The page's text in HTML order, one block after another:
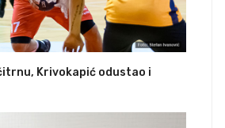
Krivokapić odustao i